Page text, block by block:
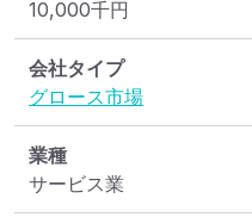
10,000千円
会社タイプ
グロース市場
業種
サービス業